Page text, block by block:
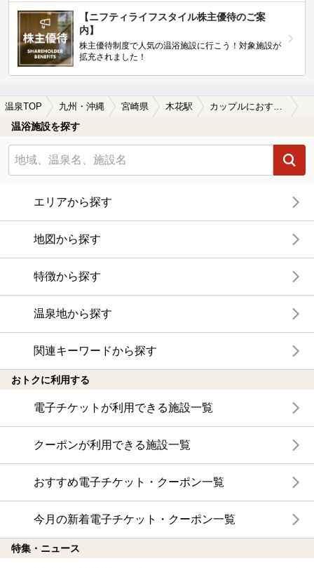
【ニフティライフスタイル株主優待のご案
内】
株主優待制度で人気の温浴施設に行こう！対象施設が
拡充されました！
温泉TOP 九州・沖縄 宮崎県 木花駅 カップルにおすすめの木花駅近くの温泉、日帰り温泉、スーパー銭湯おすすめ
温浴施設を探す
エリアから探す
地図から探す
特徴から探す
温泉地から探す
関連キーワードから探す
おトクに利用する
電子チケットが利用できる施設一覧
クーポンが利用できる施設一覧
おすすめ電子チケット・クーポン一覧
今月の新着電子チケット・クーポン一覧
特集・ニュース